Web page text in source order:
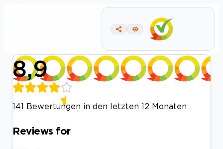
8,9
141 Bewertungen in den letzten 12 Monaten
Reviews for